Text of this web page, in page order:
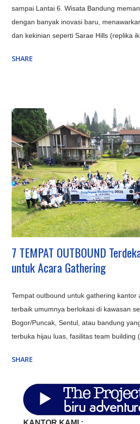
sampai Lantai 6. Wisata Bandung
dengan banyak inovasi baru,
dan kekinian seperti Sarae Hills (replika
unik seperti Hutan Mycelia (dunia jamur
Bandung dengan sentuhan
Inovasi Destinasi Wisata Bandung
Hills : Menyajikan miniatur bangunan
Patung Liberty, dll.) dengan konsep
sehari'. Nimo Highland : Menawarkan
dan jembatan kaca berbentuk U,
mewah. Hutan Mycelia Cikole : Konsep
dengan instalasi lampu artistik, cocok
SHARE
7 TEMPAT OUTBOUND
untuk Acara Gathering
Tempat outbound untuk gathering kantor
terbaik umumnya berlokasi di kawasan
Bogor/Puncak, Sentul, atau bandung
terbuka hijau luas, fasilitas team building
penginapan resort atau villa untuk
alternatif di sekitar Jakarta (Bodetabek)
meningkatkan produktivitas, dan
(refreshing) bagi karyawan. Tempat ini
SHARE